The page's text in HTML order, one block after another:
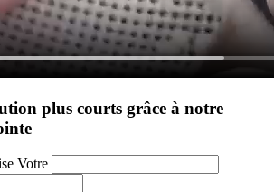
plus courts grâce à notre
Votre